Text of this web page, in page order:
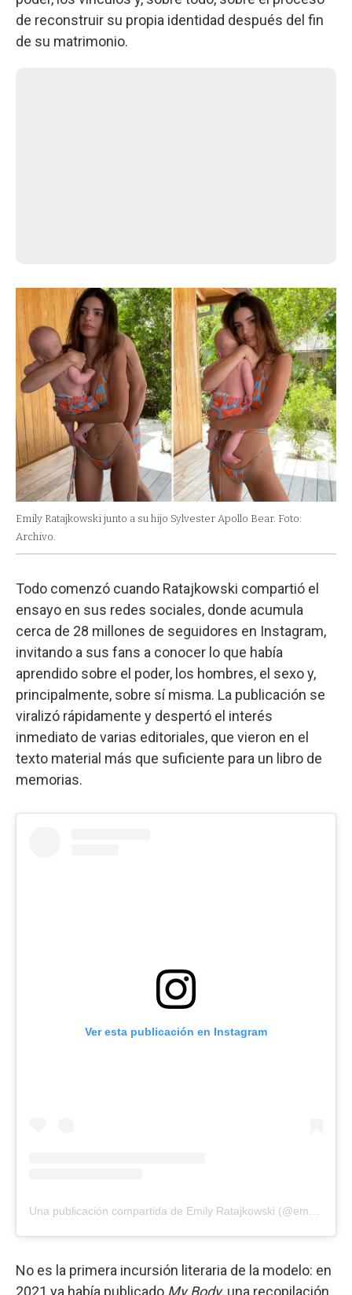
de reconstruir su propia identidad después del fin
de su matrimonio.
Emily Ratajkowski junto a su hijo Sylvester Apollo Bear. Foto:
Archivo.
Todo comenzó cuando Ratajkowski compartió el
ensayo en sus redes sociales, donde acumula
cerca de 28 millones de seguidores en Instagram,
invitando a sus fans a conocer lo que había
aprendido sobre el poder, los hombres, el sexo y,
principalmente, sobre sí misma. La publicación se
viralizó rápidamente y despertó el interés
inmediato de varias editoriales, que vieron en el
texto material más que suficiente para un libro de
memorias.
Ver esta publicación en Instagram
No es la primera incursión literaria de la modelo: en
2021 ya había publicado My Body, una recopilación